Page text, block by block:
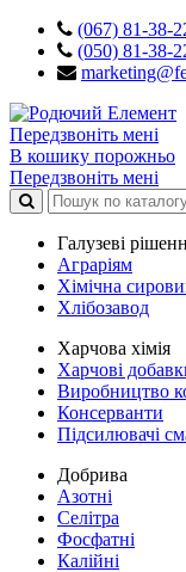
(067) 81-38-
(050) 81-38-
Передзвоніть мені
В кошику порожньо
Передзвоніть мені
Галузеві
Аграріям
Хімічна
Хлібозавод
Харчова хімія
Харчові
Виробництво
Консерванти
Підсилювачі
Добрива
Азотні
Селітра
Фосфатні
Калійні